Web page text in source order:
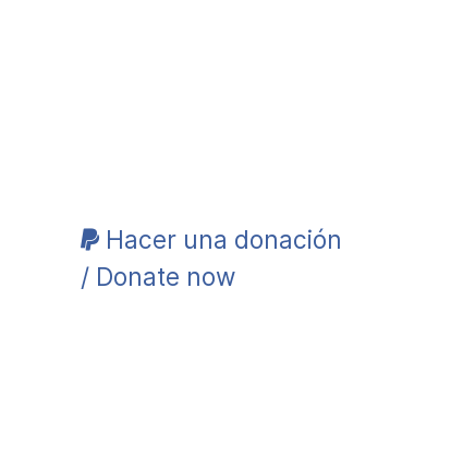
Hacer una donación
/ Donate now